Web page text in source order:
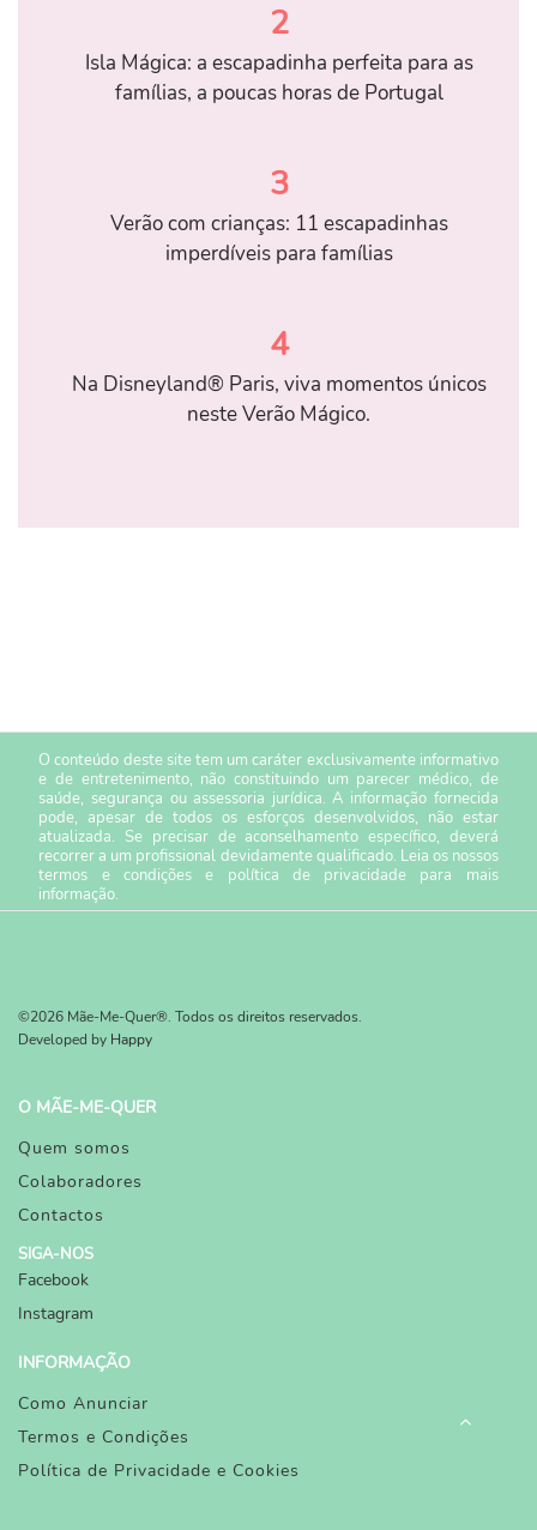
2
Isla Mágica: a escapadinha perfeita para as
famílias, a poucas horas de Portugal
3
Verão com crianças: 11 escapadinhas
imperdíveis para famílias
4
Na Disneyland® Paris, viva momentos únicos
neste Verão Mágico.
O conteúdo deste site tem um caráter exclusivamente informativo
e de entretenimento, não constituindo um parecer médico, de
saúde, segurança ou assessoria jurídica. A informação fornecida
pode, apesar de todos os esforços desenvolvidos, não estar
atualizada. Se precisar de aconselhamento específico, deverá
recorrer a um profissional devidamente qualificado. Leia os nossos
termos e condiçõese política de privacidade para mais
informação.
©2026 Mãe-Me-Quer®. Todos os direitos reservados.
Developed by Happy
O MÃE-ME-QUER
Quem somos
Colaboradores
Contactos
SIGA-NOS
Facebook
Instagram
INFORMAÇÃO
Como Anunciar
Termos e Condições
Política de Privacidade e Cookies